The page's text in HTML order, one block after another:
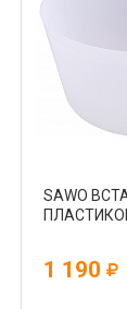
SAWO
1 190